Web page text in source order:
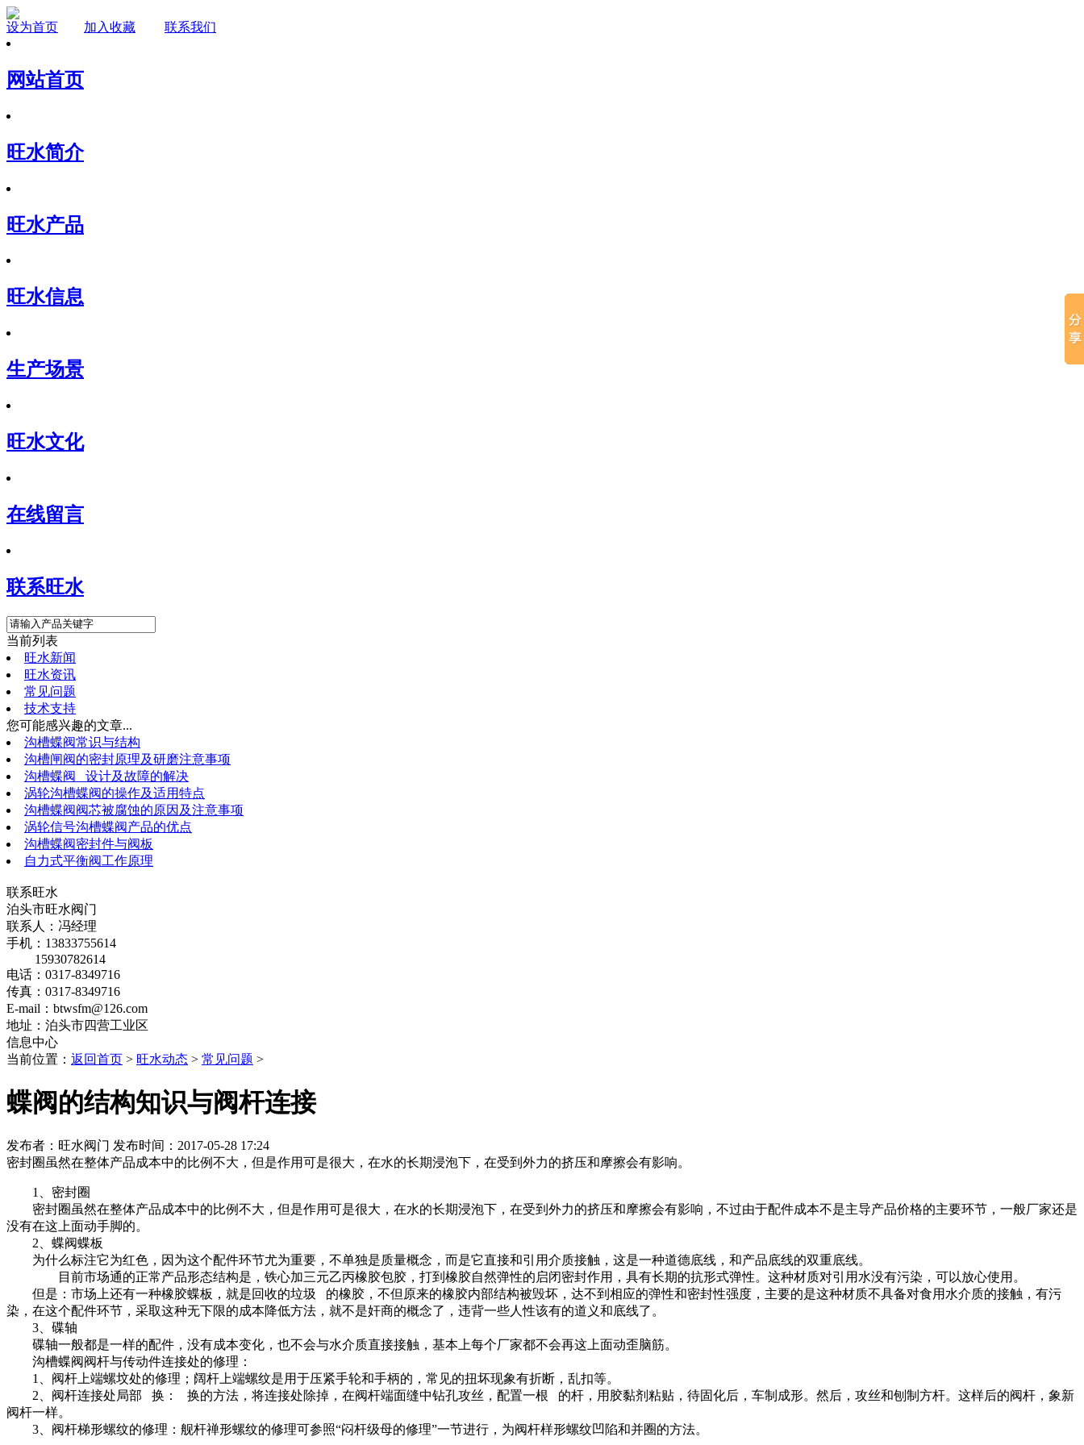
设为首页 加入收藏 联系我们
网站首页
旺水简介
旺水产品
旺水信息
生产场景
旺水文化
在线留言
联系旺水
当前列表
旺水新闻
旺水资讯
常见问题
技术支持
您可能感兴趣的文章...
沟槽蝶阀常识与结构
沟槽闸阀的密封原理及研磨注意事项
沟槽蝶阀 设计及故障的解决
涡轮沟槽蝶阀的操作及适用特点
沟槽蝶阀阀芯被腐蚀的原因及注意事项
涡轮信号沟槽蝶阀产品的优点
沟槽蝶阀密封件与阀板
自力式平衡阀工作原理
联系旺水
泊头市旺水阀门
联系人：冯经理
手机：13833755614
15930782614
电话：0317-8349716
传真：0317-8349716
E-mail：btwsfm@126.com
地址：泊头市四营工业区
信息中心
当前位置： 返回首页 > 旺水动态 > 常见问题 >
蝶阀的结构知识与阀杆连接
发布者：旺水阀门 发布时间：2017-05-28 17:24
密封圈虽然在整体产品成本中的比例不大，但是作用可是很大，在水的长期浸泡下，在受到外力的挤压和摩擦会有影响。
1、密封圈
密封圈虽然在整体产品成本中的比例不大，但是作用可是很大，在水的长期浸泡下，在受到外力的挤压和摩擦会有影响，不过由于配件成本不是主导产品价格的主要环节，一般厂家还是
没有在这上面动手脚的。
2、蝶阀蝶板
为什么标注它为红色，因为这个配件环节尤为重要，不单独是质量概念，而是它直接和引用介质接触，这是一种道德底线，和产品底线的双重底线。
目前市场通的正常产品形态结构是，铁心加三元乙丙橡胶包胶，打到橡胶自然弹性的启闭密封作用，具有长期的抗形式弹性。这种材质对引用水没有污染，可以放心使用。
但是：市场上还有一种橡胶蝶板，就是回收的垃圾 的橡胶，不但原来的橡胶内部结构被毁坏，达不到相应的弹性和密封性强度，主要的是这种材质不具备对食用水介质的接触，有污
染，在这个配件环节，采取这种无下限的成本降低方法，就不是奸商的概念了，违背一些人性该有的道义和底线了。
3、碟轴
碟轴一般都是一样的配件，没有成本变化，也不会与水介质直接接触，基本上每个厂家都不会再这上面动歪脑筋。
沟槽蝶阀阀杆与传动件连接处的修理：
1、阀杆上端螺坟处的修理；阔杆上端螺纹是用于压紧手轮和手柄的，常见的扭坏现象有折断，乱扣等。
2、阀杆连接处局部 换： 换的方法，将连接处除掉，在阀杆端面缝中钻孔攻丝，配置一根 的杆，用胶黏剂粘贴，待固化后，车制成形。然后，攻丝和刨制方杆。这样后的阀杆，象新
阀杆一样。
3、阀杆梯形螺纹的修理：舰杆禅形螺纹的修理可参照“闷杆级母的修理”一节进行，为阀杆样形螺纹凹陷和并圈的方法。